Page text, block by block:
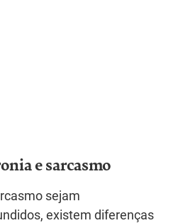
e sarcasmo
sejam
existem diferenças